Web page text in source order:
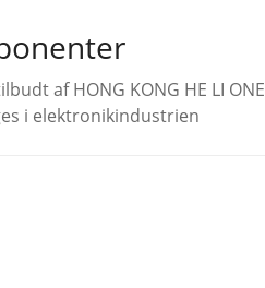
af HONG KONG HE LI ONE
i elektronikindustrien